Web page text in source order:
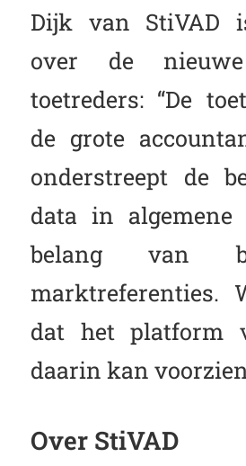
Dijk van StiVAD
over de nieuwe
toetreders: “De
de grote
onderstreept de
data in
belang van
marktreferenties.
dat het platform
daarin kan
Over StiVAD